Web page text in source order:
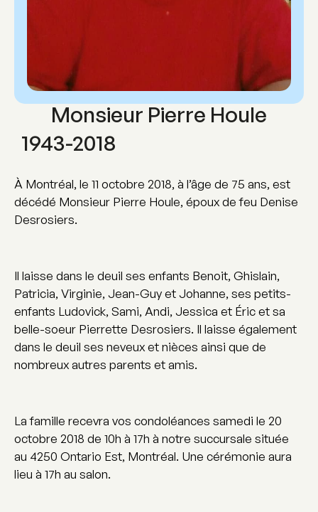
À Montréal, le 11 octobre 2018, à l’âge de 75 ans, est
décédé Monsieur Pierre Houle, époux de feu Denise
Desrosiers.
Il laisse dans le deuil ses enfants Benoit, Ghislain,
Patricia, Virginie, Jean-Guy et Johanne, ses petits-
enfants Ludovick, Sami, Andi, Jessica et Éric et sa
belle-soeur Pierrette Desrosiers. Il laisse également
dans le deuil ses neveux et nièces ainsi que de
nombreux autres parents et amis.
La famille recevra vos condoléances samedi le 20
octobre 2018 de 10h à 17h à notre succursale située
au 4250 Ontario Est, Montréal. Une cérémonie aura
lieu à 17h au salon.
Monsieur Pierre Houle
1943-2018